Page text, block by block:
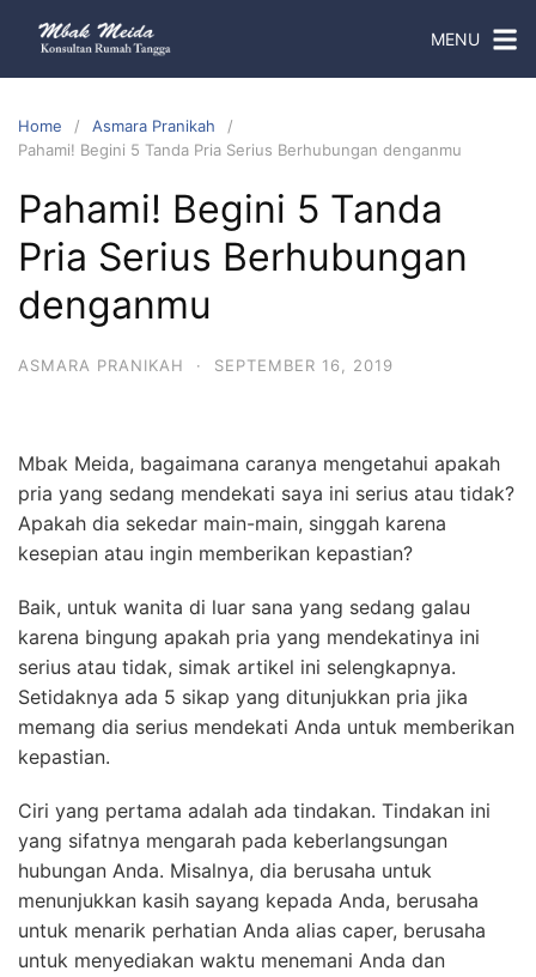
MENU
Home
Asmara Pranikah
Pahami! Begini 5 Tanda Pria Serius Berhubungan denganmu
Pahami! Begini 5 Tanda
Pria Serius Berhubungan
denganmu
ASMARA PRANIKAH · SEPTEMBER 16, 2019
Mbak Meida, bagaimana caranya mengetahui apakah
pria yang sedang mendekati saya ini serius atau tidak?
Apakah dia sekedar main-main, singgah karena
kesepian atau ingin memberikan kepastian?
Baik, untuk wanita di luar sana yang sedang galau
karena bingung apakah pria yang mendekatinya ini
serius atau tidak, simak artikel ini selengkapnya.
Setidaknya ada 5 sikap yang ditunjukkan pria jika
memang dia serius mendekati Anda untuk memberikan
kepastian.
Ciri yang pertama adalah ada tindakan. Tindakan ini
yang sifatnya mengarah pada keberlangsungan
hubungan Anda. Misalnya, dia berusaha untuk
menunjukkan kasih sayang kepada Anda, berusaha
untuk menarik perhatian Anda alias caper, berusaha
untuk menyediakan waktu menemani Anda dan